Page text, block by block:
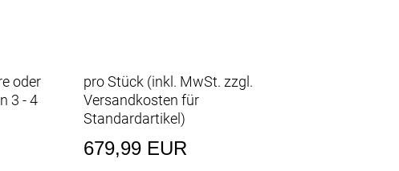
oder
3 - 4
pro Stück (inkl. MwSt. zzgl.
Versandkosten für
Standardartikel)
679,99 EUR